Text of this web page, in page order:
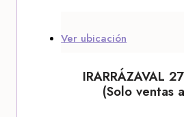
Ver ubicación
IRARRÁZAVAL
(Solo ventas